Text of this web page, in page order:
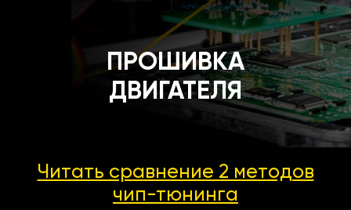
ПРОШИВКА
ДВИГАТЕЛЯ
Читать сравнение 2 методов
чип-тюнинга